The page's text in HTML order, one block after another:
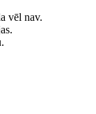
vēl nav.